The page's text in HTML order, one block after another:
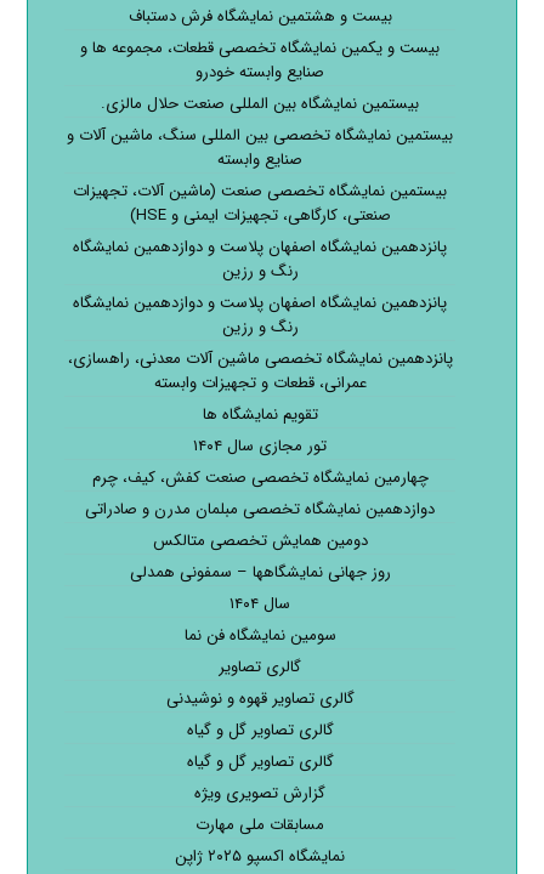
بیست و هشتمین نمایشگاه فرش دستباف
بیست و یکمین نمایشگاه تخصصی قطعات، مجموعه ها و
صنایع وابسته خودرو
بیستمین نمایشگاه بین المللی صنعت حلال مالزی.
بیستمین نمایشگاه تخصصی بین المللی سنگ، ماشین آلات و
صنایع وابسته
بیستمین نمایشگاه تخصصی صنعت (ماشین آلات، تجهیزات
صنعتی، کارگاهی، تجهیزات ایمنی و HSE)
پانزدهمین نمایشگاه اصفهان پلاست و دوازدهمین نمایشگاه
رنگ و رزین
پانزدهمین نمایشگاه اصفهان پلاست و دوازدهمین نمایشگاه
رنگ و رزین
پانزدهمین نمایشگاه تخصصی ماشین آلات معدنی، راهسازی،
عمرانی، قطعات و تجهیزات وابسته
تقویم نمایشگاه ها
تور مجازی سال ۱۴۰۴
چهارمین نمایشگاه تخصصی صنعت کفش، کیف، چرم
دوازدهمین نمایشگاه تخصصی مبلمان مدرن و صادراتی
دومین همایش تخصصی متالکس
روز جهانی نمایشگاهها – سمفونی همدلی
سال ۱۴۰۴
سومین نمایشگاه فن نما
گالری تصاویر
گالری تصاویر قهوه و نوشیدنی
گالری تصاویر گل و گیاه
گالری تصاویر گل و گیاه
گزارش تصویری ویژه
مسابقات ملی مهارت
نمایشگاه اکسپو ۲۰۲۵ ژاپن